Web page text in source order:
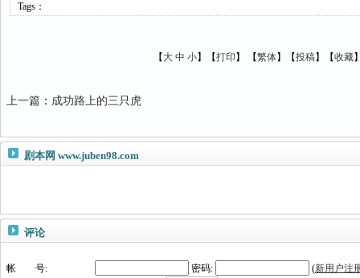
Tags：
【 大 中 小】【打印 】 【繁体】【投稿】【收藏
上一篇 ： 成功路上的三只虎
剧本网 www.juben98.com
评论
帐 号: 密码: (新用户注